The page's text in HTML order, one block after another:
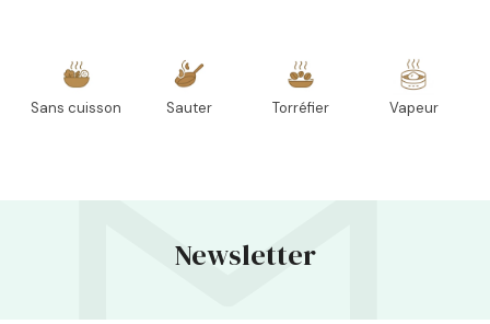
Sans cuisson Sauter Torréfier Vapeur
Newsletter